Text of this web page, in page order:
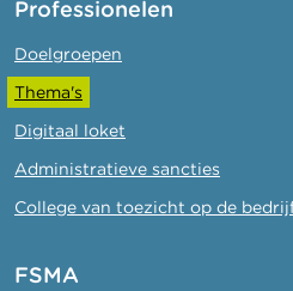
Professionelen
Doelgroepen
Thema's
Digitaal loket
Administratieve sancties
College van toezicht op de
FSMA